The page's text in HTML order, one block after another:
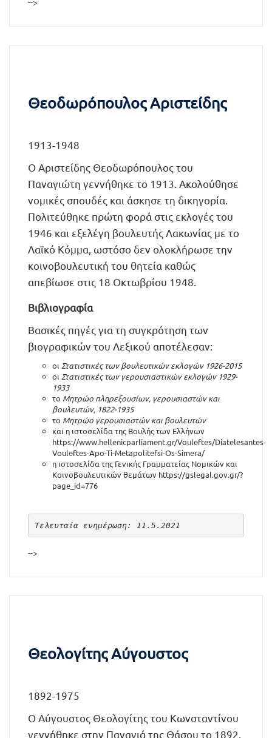
Θεοδωρόπουλος Αριστείδης
1913-1948
Ο Αριστείδης Θεοδωρόπουλος του
Παναγιώτη γεννήθηκε το 1913. Ακολούθησε
νομικές σπουδές και άσκησε τη δικηγορία.
Πολιτεύθηκε πρώτη φορά στις εκλογές του
1946 και εξελέγη βουλευτής Λακωνίας με το
Λαϊκό Κόμμα, ωστόσο δεν ολοκλήρωσε την
κοινοβουλευτική του θητεία καθώς
απεβίωσε στις 18 Οκτωβρίου 1948.
Βιβλιογραφία
Βασικές πηγές για τη συγκρότηση των
βιογραφικών του Λεξικού αποτέλεσαν:
οι Στατιστικές των βουλευτικών εκλογών 1926-2015
οι Στατιστικές των γερουσιαστικών εκλογών 1929-
1933
το Μητρώο πληρεξουσίων, γερουσιαστών και
βουλευτών, 1822-1935
το Μητρώο γερουσιαστών και βουλευτών
και η ιστοσελίδα της Βουλής των Ελλήνων
https://www.hellenicparliament.gr/Vouleftes/Diatelesantes-
Vouleftes-Apo-Ti-Metapolitefsi-Os-Simera/
η ιστοσελίδα της Γενικής Γραμματείας Νομικών και
Κοινοβουλευτικών θεμάτων https://gslegal.gov.gr/?
page_id=776
Τελευταία ενημέρωση: 11.5.2021
-->
Θεολογίτης Αύγουστος
1892-1975
Ο Αύγουστος Θεολογίτης του Κωνσταντίνου
γεννήθηκε στην Παναγιά της Θάσου το 1892.